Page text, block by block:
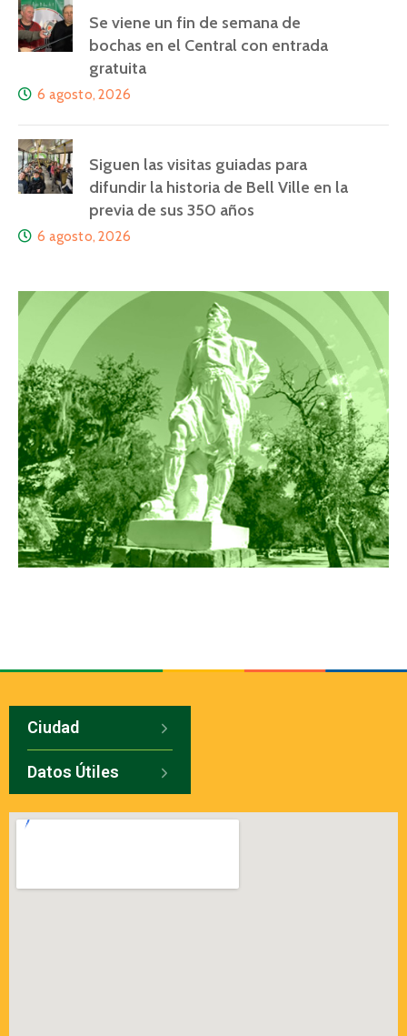
Se viene un fin de semana de
bochas en el Central con entrada
gratuita
6 agosto, 2026
Siguen las visitas guiadas para
difundir la historia de Bell Ville en la
previa de sus 350 años
6 agosto, 2026
Ciudad
Datos Útiles